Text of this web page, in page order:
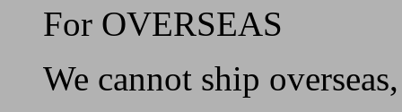
For OVERSEAS
We cannot ship overseas,